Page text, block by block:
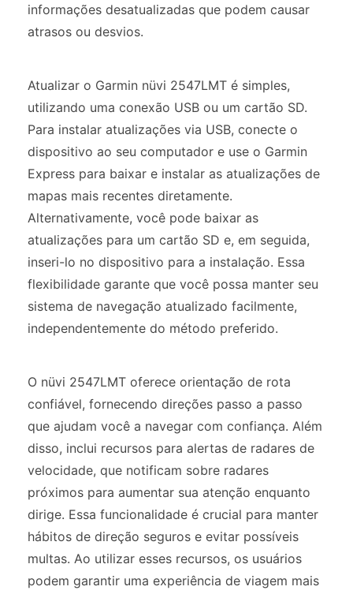
informações desatualizadas que podem causar
atrasos ou desvios.
Atualizar o Garmin nüvi 2547LMT é simples,
utilizando uma conexão USB ou um cartão SD.
Para instalar atualizações via USB, conecte o
dispositivo ao seu computador e use o Garmin
Express para baixar e instalar as atualizações de
mapas mais recentes diretamente.
Alternativamente, você pode baixar as
atualizações para um cartão SD e, em seguida,
inseri-lo no dispositivo para a instalação. Essa
flexibilidade garante que você possa manter seu
sistema de navegação atualizado facilmente,
independentemente do método preferido.
O nüvi 2547LMT oferece orientação de rota
confiável, fornecendo direções passo a passo
que ajudam você a navegar com confiança. Além
disso, inclui recursos para alertas de radares de
velocidade, que notificam sobre radares
próximos para aumentar sua atenção enquanto
dirige. Essa funcionalidade é crucial para manter
hábitos de direção seguros e evitar possíveis
multas. Ao utilizar esses recursos, os usuários
podem garantir uma experiência de viagem mais